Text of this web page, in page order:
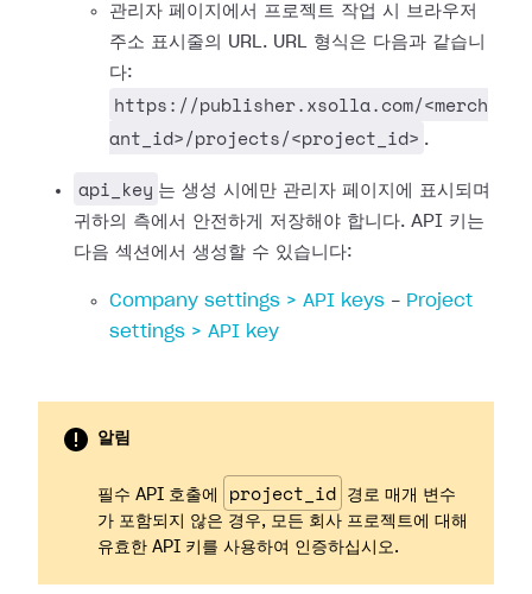
관리자 페이지에서 프로젝트 작업 시 브라우저
주소 표시줄의 URL. URL 형식은 다음과 같습니
다:
https://publisher.xsolla.com/<merch
ant_id>/projects/<project_id> .
api_key 는 생성 시에만 관리자 페이지에 표시되며
귀하의 측에서 안전하게 저장해야 합니다. API 키는
다음 섹션에서 생성할 수 있습니다:
Company settings > API keys - Project
settings > API key
알림
필수 API 호출에 project_id
경로 매개 변수
가 포함되지 않은 경우, 모든 회사 프로젝트에 대해
유효한 API 키를 사용하여 인증하십시오.